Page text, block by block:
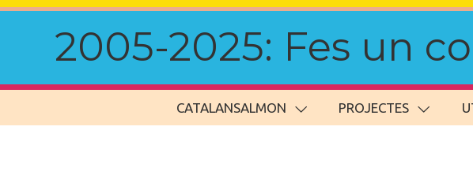
2005-2025: Fes un
CATALANSALMON PROJECTES